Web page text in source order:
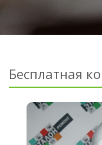
Бесплатная